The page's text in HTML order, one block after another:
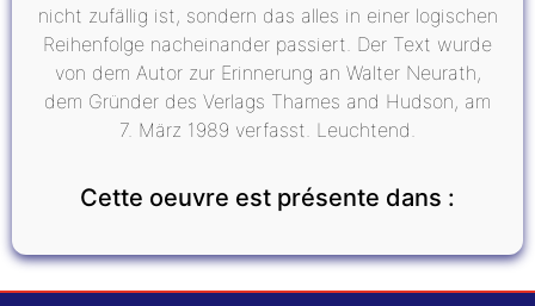
nicht zufällig ist, sondern das alles in einer logischen
Reihenfolge nacheinander passiert. Der Text wurde
von dem Autor zur Erinnerung an Walter Neurath,
dem Gründer des Verlags Thames and Hudson, am
7. März 1989 verfasst. Leuchtend.
Cette oeuvre est présente dans :